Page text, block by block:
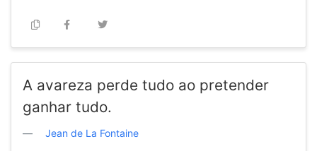
A avareza perde tudo ao pretender
ganhar tudo.
Jean de La Fontaine